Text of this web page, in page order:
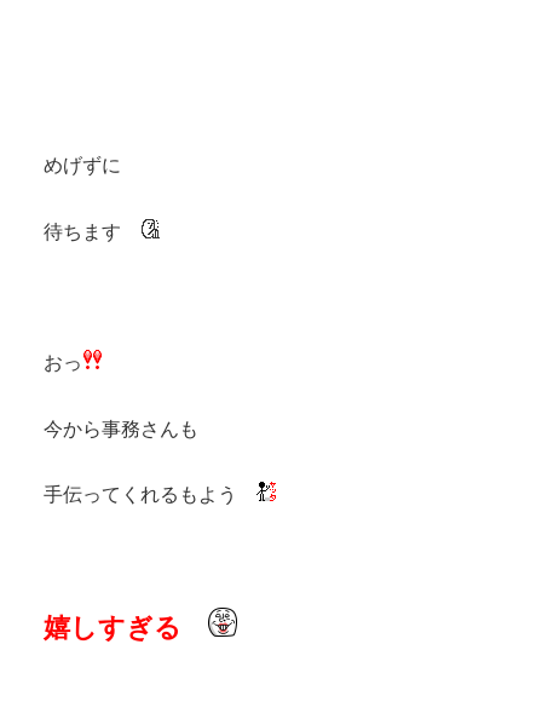
めげずに
待ちます
おっ
今から事務さんも
手伝ってくれるもよう
嬉しすぎる